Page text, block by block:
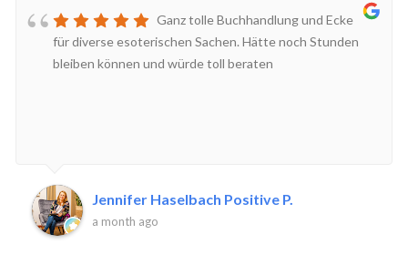
Ganz tolle Buchhandlung und Ecke
für diverse esoterischen Sachen. Hätte noch Stunden
bleiben können und würde toll beraten
Jennifer Haselbach Positive P.
a month ago